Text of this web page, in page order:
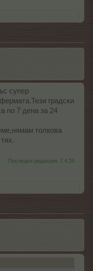
супер
градски
по 7 дена за 24
толкова
Последна редакция: 7.4.26